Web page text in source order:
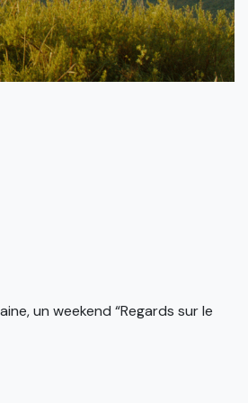
un weekend “Regards sur le